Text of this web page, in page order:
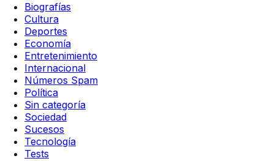
Biografías
Cultura
Deportes
Economía
Entretenimiento
Internacional
Números Spam
Política
Sin categoría
Sociedad
Sucesos
Tecnología
Tests